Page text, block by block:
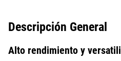
Descripción General
Alto rendimiento y